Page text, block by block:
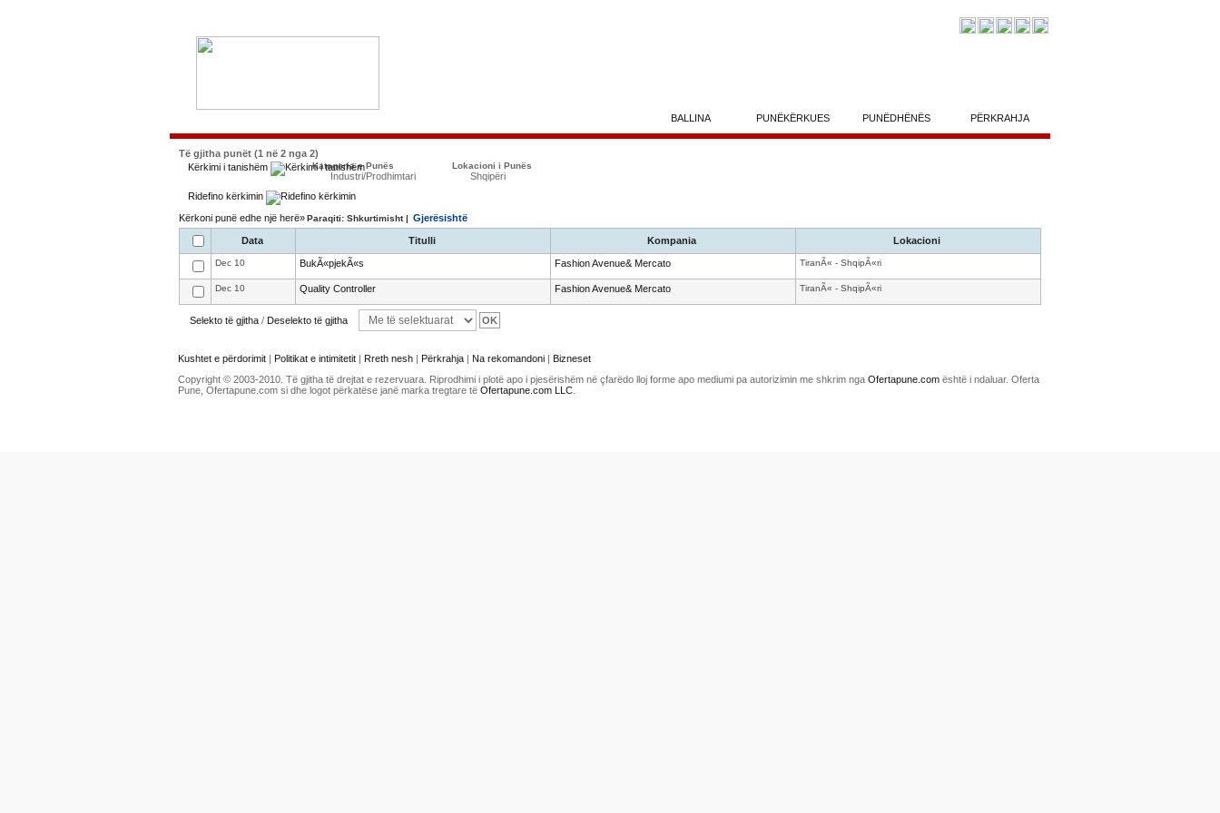
BALLINA PUNËKËRKUES PUNËDHËNËS PËRKRAHJA
Të gjitha punët (1 në 2 nga 2)
Kërkimi i tanishëm
Kategoria e Punës
Industri/Prodhimtari
Lokacioni i Punës
Shqipëri
Ridefino kërkimin
Kërkoni punë edhe një herë»Paraqiti: Shkurtimisht | Gjerësishtë
Data Titulli Kompania Lokacioni
Dec 10 BukÃ«pjekÃ«s Fashion Avenue& Mercato TiranÃ« - ShqipÃ«ri
Dec 10 Quality Controller Fashion Avenue& Mercato TiranÃ« - ShqipÃ«ri
Selekto të gjitha / Deselekto të gjitha
Kushtet e përdorimit | Politikat e intimitetit | Rreth nesh | Përkrahja | Na rekomandoni | Bizneset
Copyright © 2003-2010. Të gjitha të drejtat e rezervuara. Riprodhimi i plotë apo i pjesërishëm në çfarëdo lloj forme apo mediumi pa autorizimin me shkrim nga Ofertapune.com është i ndaluar. Oferta
Pune, Ofertapune.com si dhe logot përkatëse janë marka tregtare të Ofertapune.com LLC